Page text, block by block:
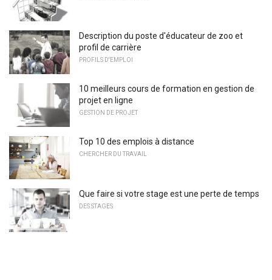
Description du poste d'éducateur de zoo et
profil de carrière
PROFILS D'EMPLOI
10 meilleurs cours de formation en gestion de
projet en ligne
GESTION DE PROJET
Top 10 des emplois à distance
CHERCHER DU TRAVAIL
Que faire si votre stage est une perte de temps
DES STAGES